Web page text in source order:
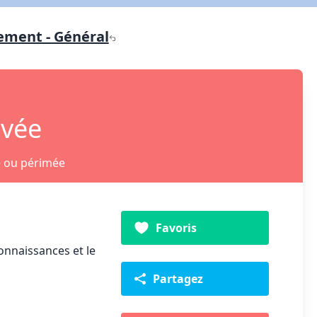
- Général
ou périmée
et le
Favoris
Partagez